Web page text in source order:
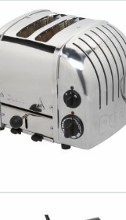
Dualit 2 Slot Toaster poliert